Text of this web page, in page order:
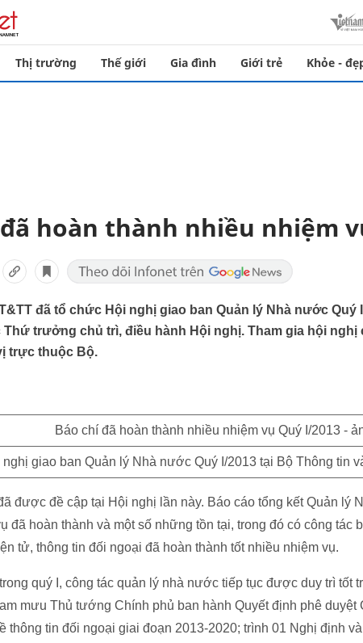
Thị trường Thế giới Gia đình Giới trẻ Khỏe -
hoàn thành nhiều nhiệm
đã tổ chức Hội nghị giao ban Quản lý Nhà nước Quý
Thứ trưởng chủ trì, điều hành Hội nghị. Tham gia hội nghị
trực thuộc Bộ.
nghị giao ban Quản lý Nhà nước Quý I/2013 tại Bộ Thông tin
được đề cập tại Hội nghị lần này. Báo cáo tổng kết Quản lý
đã hoàn thành và một số những tồn tại, trong đó có công tác
tử, thông tin đối ngoại đã hoàn thành tốt nhiều nhiệm vụ.
quý I, công tác quản lý nhà nước tiếp tục được duy trì tốt
mưu Thủ tướng Chính phủ ban hành Quyết định phê
thông tin đối ngoại giai đoạn 2013-2020; trình 01 Nghị định